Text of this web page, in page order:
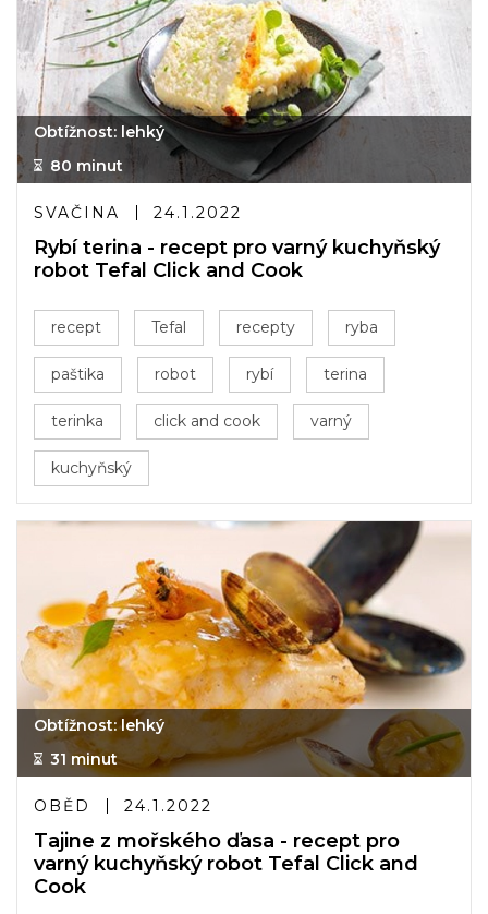
Obtížnost: lehký
80 minut
SVAČINA 24.1.2022
Rybí terina - recept pro varný kuchyňský
robot Tefal Click and Cook
recept Tefal recepty ryba
paštika robot rybí terina
terinka click and cook varný
kuchyňský
Obtížnost: lehký
31 minut
OBĚD 24.1.2022
Tajine z mořského ďasa - recept pro
varný kuchyňský robot Tefal Click and
Cook